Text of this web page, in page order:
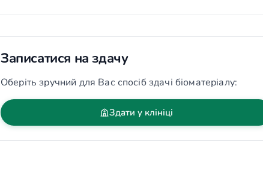
Записатися на здачу
Оберіть зручний для Вас спосіб здачі біоматеріалу:
Здати у клініці